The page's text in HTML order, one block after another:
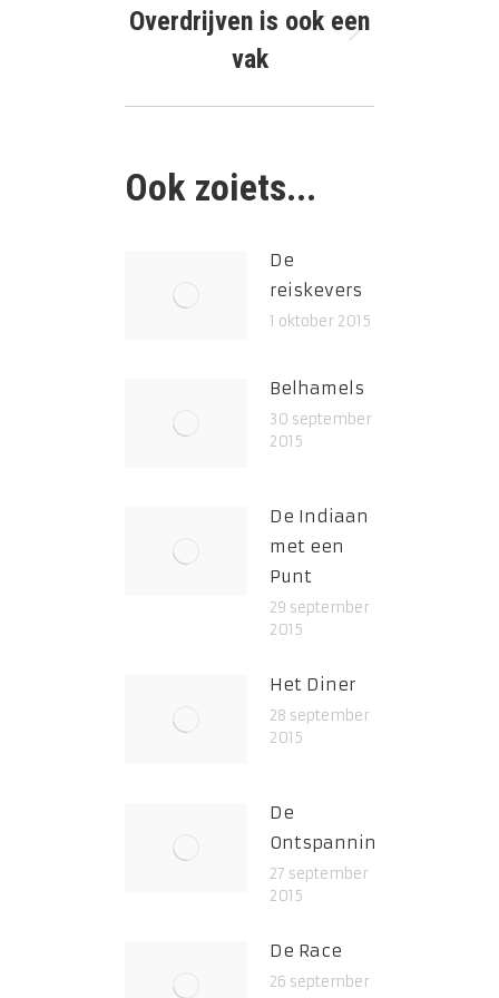
bericht
Overdrijven is ook een
vak
Ook zoiets...
De
reiskevers
1 oktober 2015
Belhamels
30 september
2015
De Indiaan
met een
Punt
29 september
2015
Het Diner
28 september
2015
De
Ontspanning
27 september
2015
De Race
26 september